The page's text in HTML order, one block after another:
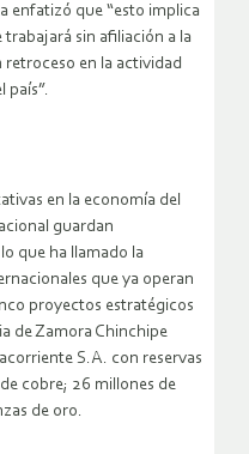
enfatizó que “esto implica
sin afiliación a la
retroceso en la actividad
país”.
en la economía del
guardan
que ha llamado la
que ya operan
proyectos estratégicos
de Zamora Chinchipe
S.A. con reservas
cobre; 26 millones de
de oro.